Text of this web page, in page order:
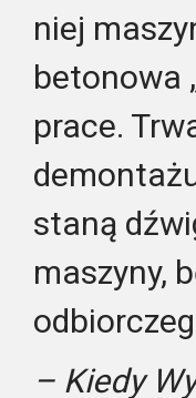
niej
betonowa
prace.
staną
maszyny,
– Kiedy